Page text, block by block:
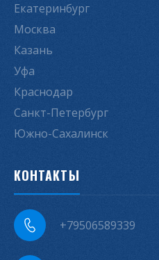
Екатеринбург
Москва
Казань
Уфа
Краснодар
Санкт-Петербург
Южно-Сахалинск
КОНТАКТЫ
+79506589339